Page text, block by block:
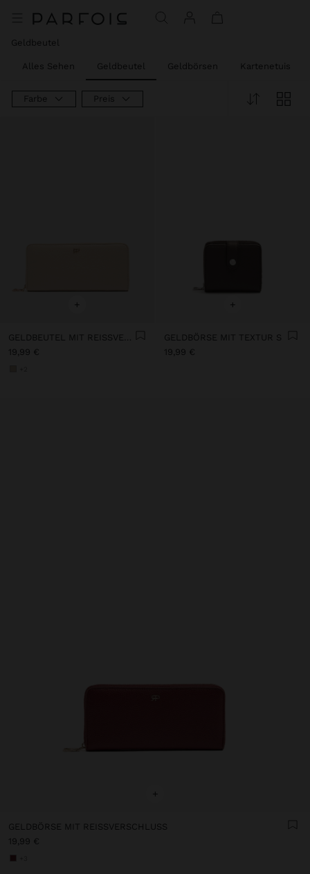
Geldbeutel
Alles Sehen Geldbeutel Geldbörsen Kartenetuis
Farbe Preis
+
GELDBEUTEL MIT REISSVERSCHLUSS
19,99 €
+
GELDBÖRSE MIT TEXTUR S
19,99 €
+
GELDBÖRSE MIT REISSVERSCHLUSS
19,99 €